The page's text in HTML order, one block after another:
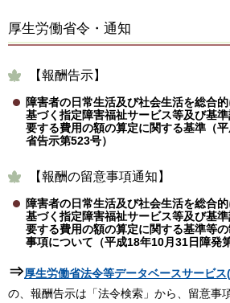
厚生労働省令・通知
【報酬告示】
障害者の日常生活及び社会生活を総合
基づく指定障害福祉サービス等及び基
要する費用の額の算定に関する基準（
省告示第523号）
【報酬の留意事項通知】
障害者の日常生活及び社会生活を総合
基づく指定障害福祉サービス等及び基
要する費用の額の算定に関する基準等
事項について（平成18年10月31日障発
⇒厚生労働省法令等データベースサービ
の、報酬告示は「法令検索」から、留意事